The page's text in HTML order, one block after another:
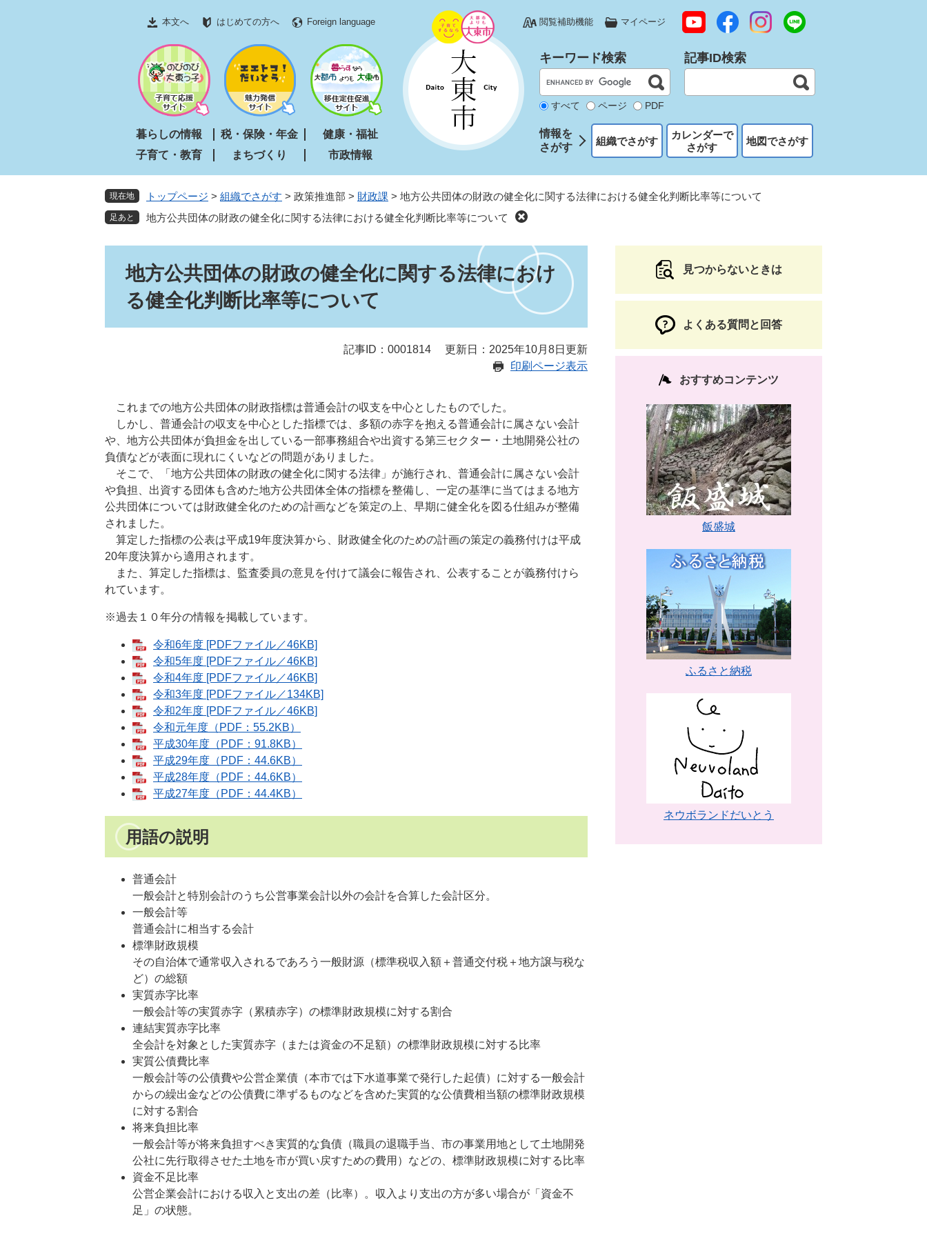
文
本文へ はじめての方へ Foreign language 閲覧補助機能 マイページ
暮らしの情報 税・保険・年金
健康・福祉
子育て・教育
まちづくり 市政情報
キーワード検索
すべて ページ PDF
記事ID検索
情報を
さがす
組織でさがす
カレンダーで
さがす
地図でさがす
現在地 トップページ > 組織でさがす > 政策推進部 > 財政課 > 地方公共団体の財政の健全化に関する法律における健全化判断比率等について
地方公共団体の財政の健全化に関する法律における健全化判断比率等について
地方公共団体の財政の健全化に関する法律におけ
る健全化判断比率等について
記事ID：0001814
更新日：2025年10月8日更新
印刷ページ表示
これまでの地方公共団体の財政指標は普通会計の収支を中心としたものでした。
しかし、普通会計の収支を中心とした指標では、多額の赤字を抱える普通会計に属さない会計
や、地方公共団体が負担金を出している一部事務組合や出資する第三セクター・土地開発公社の
負債などが表面に現れにくいなどの問題がありました。
そこで、「地方公共団体の財政の健全化に関する法律」が施行され、普通会計に属さない会計
や負担、出資する団体も含めた地方公共団体全体の指標を整備し、一定の基準に当てはまる地方
公共団体については財政健全化のための計画などを策定の上、早期に健全化を図る仕組みが整備
されました。
算定した指標の公表は平成19年度決算から、財政健全化のための計画の策定の義務付けは平成
20年度決算から適用されます。
また、算定した指標は、監査委員の意見を付けて議会に報告され、公表することが義務付けら
れています。
※過去１０年分の情報を掲載しています。
令和6年度 [PDFファイル／46KB]
令和5年度 [PDFファイル／46KB]
令和4年度 [PDFファイル／46KB]
令和3年度 [PDFファイル／134KB]
令和2年度 [PDFファイル／46KB]
令和元年度（PDF：55.2KB）
平成30年度（PDF：91.8KB）
平成29年度（PDF：44.6KB）
平成28年度（PDF：44.6KB）
平成27年度（PDF：44.4KB）
用語の説明
普通会計
一般会計と特別会計のうち公営事業会計以外の会計を合算した会計区分。
一般会計等
普通会計に相当する会計
標準財政規模
その自治体で通常収入されるであろう一般財源（標準税収入額＋普通交付税＋地方譲与税な
ど）の総額
実質赤字比率
一般会計等の実質赤字（累積赤字）の標準財政規模に対する割合
連結実質赤字比率
全会計を対象とした実質赤字（または資金の不足額）の標準財政規模に対する比率
実質公債費比率
一般会計等の公債費や公営企業債（本市では下水道事業で発行した起債）に対する一般会計
からの繰出金などの公債費に準ずるものなどを含めた実質的な公債費相当額の標準財政規模
に対する割合
将来負担比率
一般会計等が将来負担すべき実質的な負債（職員の退職手当、市の事業用地として土地開発
公社に先行取得させた土地を市が買い戻すための費用）などの、標準財政規模に対する比率
資金不足比率
公営企業会計における収入と支出の差（比率）。収入より支出の方が多い場合が「資金不
足」の状態。
見つからないときは
よくある質問と回答
おすすめコンテンツ
飯盛城
ふるさと納税
ネウボランドだいとう